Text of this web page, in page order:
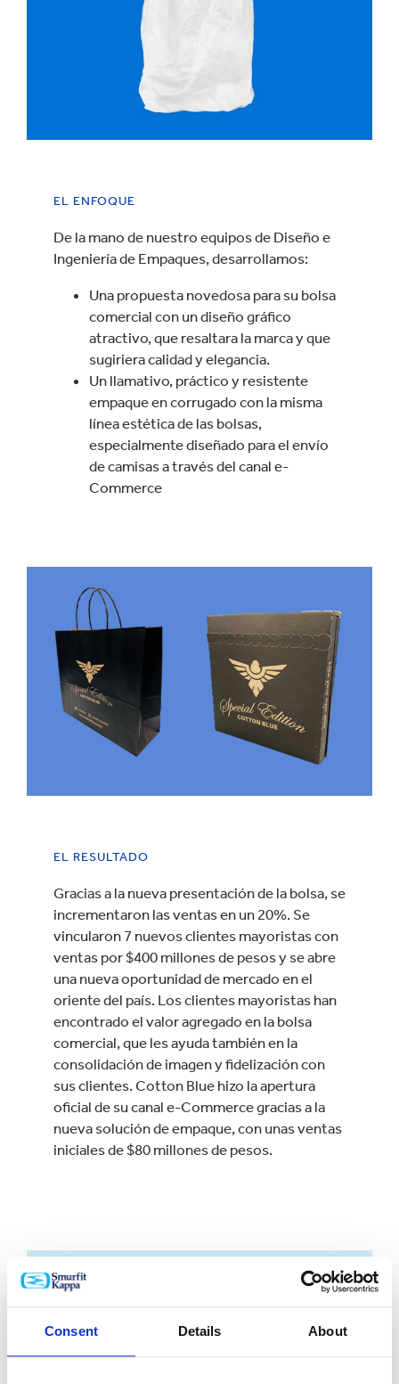
Consent Details About
EL ENFOQUE
De la mano de nuestro equipos de Diseño e
Ingeniería de Empaques, desarrollamos:
Una propuesta novedosa para su bolsa
comercial con un diseño gráfico
atractivo, que resaltara la marca y que
sugiriera calidad y elegancia.
Un llamativo, práctico y resistente
empaque en corrugado con la misma
línea estética de las bolsas,
especialmente diseñado para el envío
de camisas a través del canal e-
Commerce
EL RESULTADO
Gracias a la nueva presentación de la bolsa, se
incrementaron las ventas en un 20%. Se
vincularon 7 nuevos clientes mayoristas con
ventas por $400 millones de pesos y se abre
una nueva oportunidad de mercado en el
oriente del país. Los clientes mayoristas han
encontrado el valor agregado en la bolsa
comercial, que les ayuda también en la
consolidación de imagen y fidelización con
sus clientes. Cotton Blue hizo la apertura
oficial de su canal e-Commerce gracias a la
nueva solución de empaque, con unas ventas
iniciales de $80 millones de pesos.